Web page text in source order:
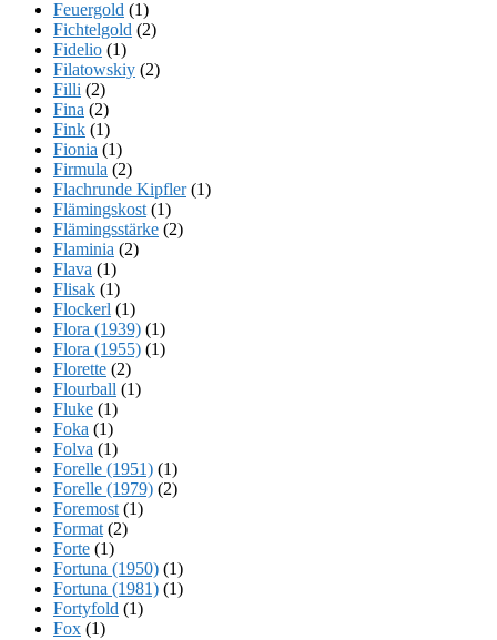
Feuergold (1)
Fichtelgold (2)
Fidelio (1)
Filatowskiy (2)
Filli (2)
Fina (2)
Fink (1)
Fionia (1)
Firmula (2)
Flachrunde Kipfler(1)
Flämingskost (1)
Flämingsstärke (2)
Flaminia (2)
Flava (1)
Flisak (1)
Flockerl (1)
Flora (1939) (1)
Flora (1955) (1)
Florette (2)
Flourball (1)
Fluke (1)
Foka (1)
Folva (1)
Forelle (1951) (1)
Forelle (1979) (2)
Foremost (1)
Format (2)
Forte (1)
Fortuna (1950) (1)
Fortuna (1981) (1)
Fortyfold (1)
Fox (1)